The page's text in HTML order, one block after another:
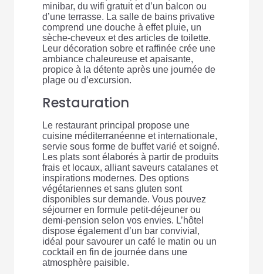
minibar, du wifi gratuit et d’un balcon ou
d’une terrasse. La salle de bains privative
comprend une douche à effet pluie, un
sèche-cheveux et des articles de toilette.
Leur décoration sobre et raffinée crée une
ambiance chaleureuse et apaisante,
propice à la détente après une journée de
plage ou d’excursion.
Restauration
Le restaurant principal propose une
cuisine méditerranéenne et internationale,
servie sous forme de buffet varié et soigné.
Les plats sont élaborés à partir de produits
frais et locaux, alliant saveurs catalanes et
inspirations modernes. Des options
végétariennes et sans gluten sont
disponibles sur demande. Vous pouvez
séjourner en formule petit-déjeuner ou
demi-pension selon vos envies. L’hôtel
dispose également d’un bar convivial,
idéal pour savourer un café le matin ou un
cocktail en fin de journée dans une
atmosphère paisible.